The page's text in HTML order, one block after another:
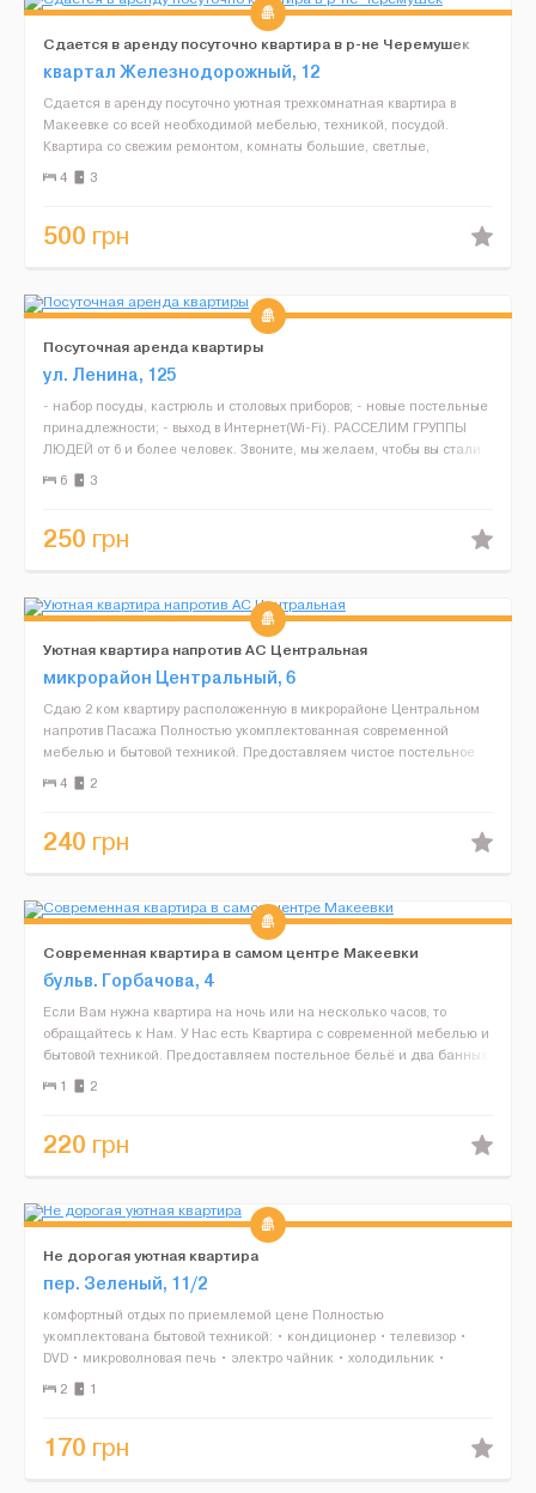
Сдается в аренду посуточно квартира в р-не Черемушек
квартал Железнодорожный, 12
Сдается в аренду посуточно уютная трехкомнатная квартира в
Макеевке со всей необходимой мебелью, техникой, посудой.
Квартира со свежим ремонтом, комнаты большие, светлые,
раздельные, с большой удобной прихожей. Есть все необходимо...
4 3
500 грн
Посуточная аренда квартиры
ул. Ленина, 125
- набор посуды, кастрюль и столовых приборов; - новые постельные
принадлежности; - выход в Интернет(Wі-Fі). РАССЕЛИМ ГРУППЫ
ЛЮДЕЙ от 6 и более человек. Звоните, мы желаем, чтобы вы стали
нашим клиентом, предоставляя при этом...
6 3
250 грн
Уютная квартира напротив АС Центральная
микрорайон Центральный, 6
Сдаю 2 ком квартиру расположенную в микрорайоне Центральном
напротив Пасажа Полностью укомплектованная современной
мебелью и бытовой техникой. Предоставляем чистое постельное
белье и два банных полотенца. Есть вся необходимая пос...
4 2
240 грн
Современная квартира в самом центре Макеевки
бульв. Горбачова, 4
Если Вам нужна квартира на ночь или на несколько часов, то
обращайтесь к Нам. У Нас есть Квартира с современной мебелью и
бытовой техникой. Предоставляем постельное бельё и два банных
полотенца Есть вся необходимая посуда для при...
1 2
220 грн
Не дорогая уютная квартира
пер. Зеленый, 11/2
комфортный отдых по приемлемой цене Полностью
укомплектована бытовой техникой: • кондиционер • телевизор •
DVD • микроволновая печь • электро чайник • холодильник •
стиральная машина • фен &...
2 1
170 грн